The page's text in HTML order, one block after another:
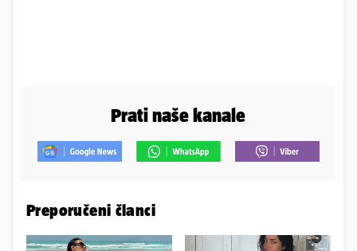
Prati naše kanale
Preporučeni članci